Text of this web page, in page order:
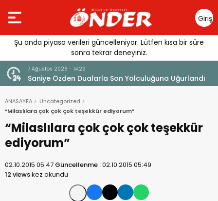
Giriş
Yap
Şu anda piyasa verileri güncelleniyor. Lütfen kısa bir süre
sonra tekrar deneyiniz.
Son Yolculuğuna Uğurlandı Tercih Döneminde
ANASAYFA
Uncategorized
“Milaslılara çok çok çok teşekkür ediyorum”
“Milaslılara çok çok çok teşekkür
ediyorum”
02.10.2015 05:47 Güncellenme :02.10.2015 05:49
12 viewskez okundu